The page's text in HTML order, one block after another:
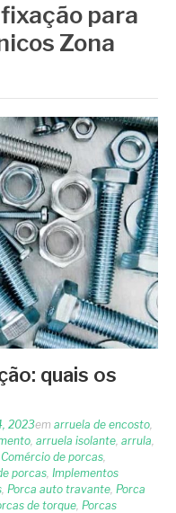
para
Zona
quais os
2023em arruela de encosto
arruela isolante arrula
Comércio de porcas
porcas Implementos
Porca auto travante Porca
de torque Porcas